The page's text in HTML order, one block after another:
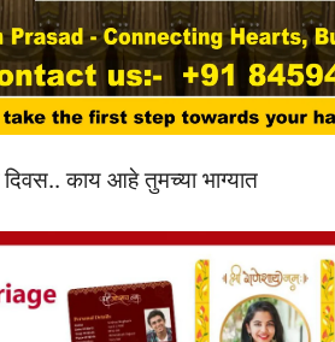
काय आहे तुमच्या भाग्यात